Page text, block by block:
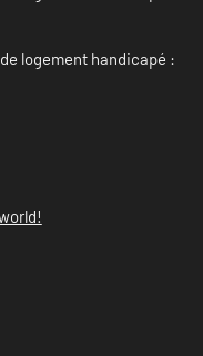
logement handicapé :